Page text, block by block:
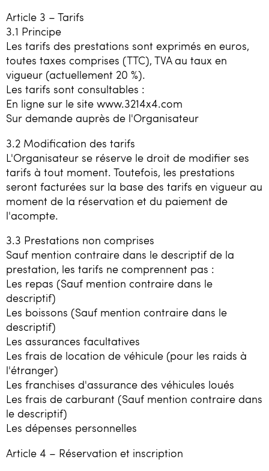
Article 3 – Tarifs
3.1 Principe
Les tarifs des prestations sont exprimés en euros,
toutes taxes comprises (TTC), TVA au taux en
vigueur (actuellement 20 %).
Les tarifs sont consultables :
En ligne sur le site www.3214x4.com
Sur demande auprès de l'Organisateur
3.2 Modification des tarifs
L'Organisateur se réserve le droit de modifier ses
tarifs à tout moment. Toutefois, les prestations
seront facturées sur la base des tarifs en vigueur au
moment de la réservation et du paiement de
l'acompte.
3.3 Prestations non comprises
Sauf mention contraire dans le descriptif de la
prestation, les tarifs ne comprennent pas :
Les repas (Sauf mention contraire dans le
descriptif)
Les boissons (Sauf mention contraire dans le
descriptif)
Les assurances facultatives
Les frais de location de véhicule (pour les raids à
l'étranger)
Les franchises d'assurance des véhicules loués
Les frais de carburant (Sauf mention contraire dans
le descriptif)
Les dépenses personnelles
Article 4 – Réservation et inscription